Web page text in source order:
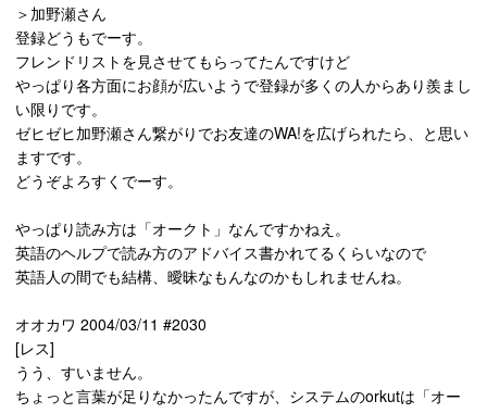
＞加野瀬さん
登録どうもでーす。
フレンドリストを見させてもらってたんですけど
やっぱり各方面にお顔が広いようで登録が多くの人からあり羨まし
い限りです。
ゼヒゼヒ加野瀬さん繋がりでお友達のWA!を広げられたら、と思い
ますです。
どうぞよろすくでーす。
やっぱり読み方は「オークト」なんですかねえ。
英語のヘルプで読み方のアドバイス書かれてるくらいなので
英語人の間でも結構、曖昧なもんなのかもしれませんね。
オオカワ 2004/03/11 #2030
[レス]
うう、すいません。
ちょっと言葉が足りなかったんですが、システムのorkutは「オー